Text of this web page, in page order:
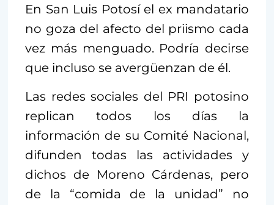
En San Luis Potosí el ex mandatario
no goza del afecto del priismo cada
vez más menguado. Podría decirse
que incluso se avergüenzan de él.
Las redes sociales del PRI potosino
replican todos los días la
información de su Comité Nacional,
difunden todas las actividades y
dichos de Moreno Cárdenas, pero
de la “comida de la unidad” no